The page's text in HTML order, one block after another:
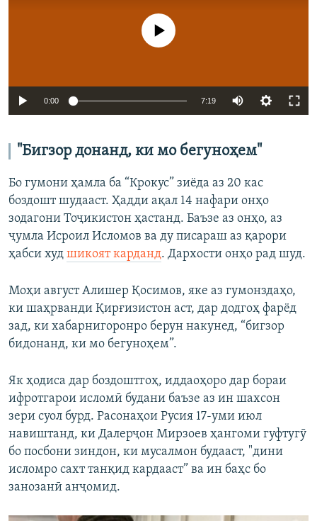
720p 1080p
Феълан кор намекунад
0:00 7:19
360p
720p
1080p
"Бигзор донанд, ки мо бегуноҳем"
Бо гумони ҳамла ба “Крокус” зиёда аз 20 кас
боздошт шудааст. Ҳадди ақал 14 нафари онҳо
зодагони Тоҷикистон ҳастанд. Баъзе аз онҳо, аз
ҷумла Исроил Исломов ва ду писараш аз қарори
ҳабси худ шикоят карданд. Дархости онҳо рад шуд.
Моҳи август Алишер Қосимов, яке аз гумонздаҳо,
ки шаҳрванди Қирғизистон аст, дар додгоҳ фарёд
зад, ки хабарнигоронро берун накунед, “бигзор
бидонанд, ки мо бегуноҳем”.
Як ҳодиса дар боздоштгоҳ, иддаоҳоро дар бораи
ифротгарои исломӣ будани баъзе аз ин шахсон
зери суол бурд. Расонаҳои Русия 17-уми июл
навиштанд, ки Далерҷон Мирзоев ҳангоми гуфтугӯ
бо посбони зиндон, ки мусалмон будааст, "дини
исломро сахт танқид кардааст” ва ин баҳс бо
занозанӣ анҷомид.